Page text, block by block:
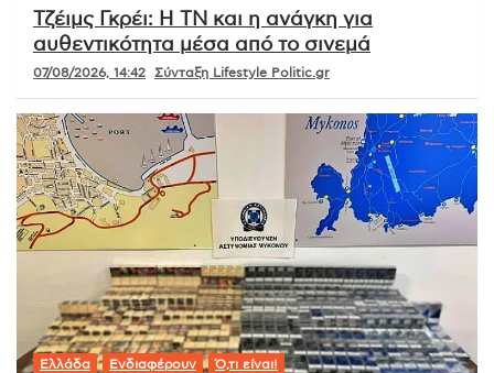
Τζέιμς Γκρέι: Η ΤΝ και η ανάγκη για
αυθεντικότητα μέσα από το σινεμά
07/08/2026, 14:42 Σύνταξη Lifestyle Politic.gr
Ελλάδα Ενδιαφέρουν Ό,τι είναι!